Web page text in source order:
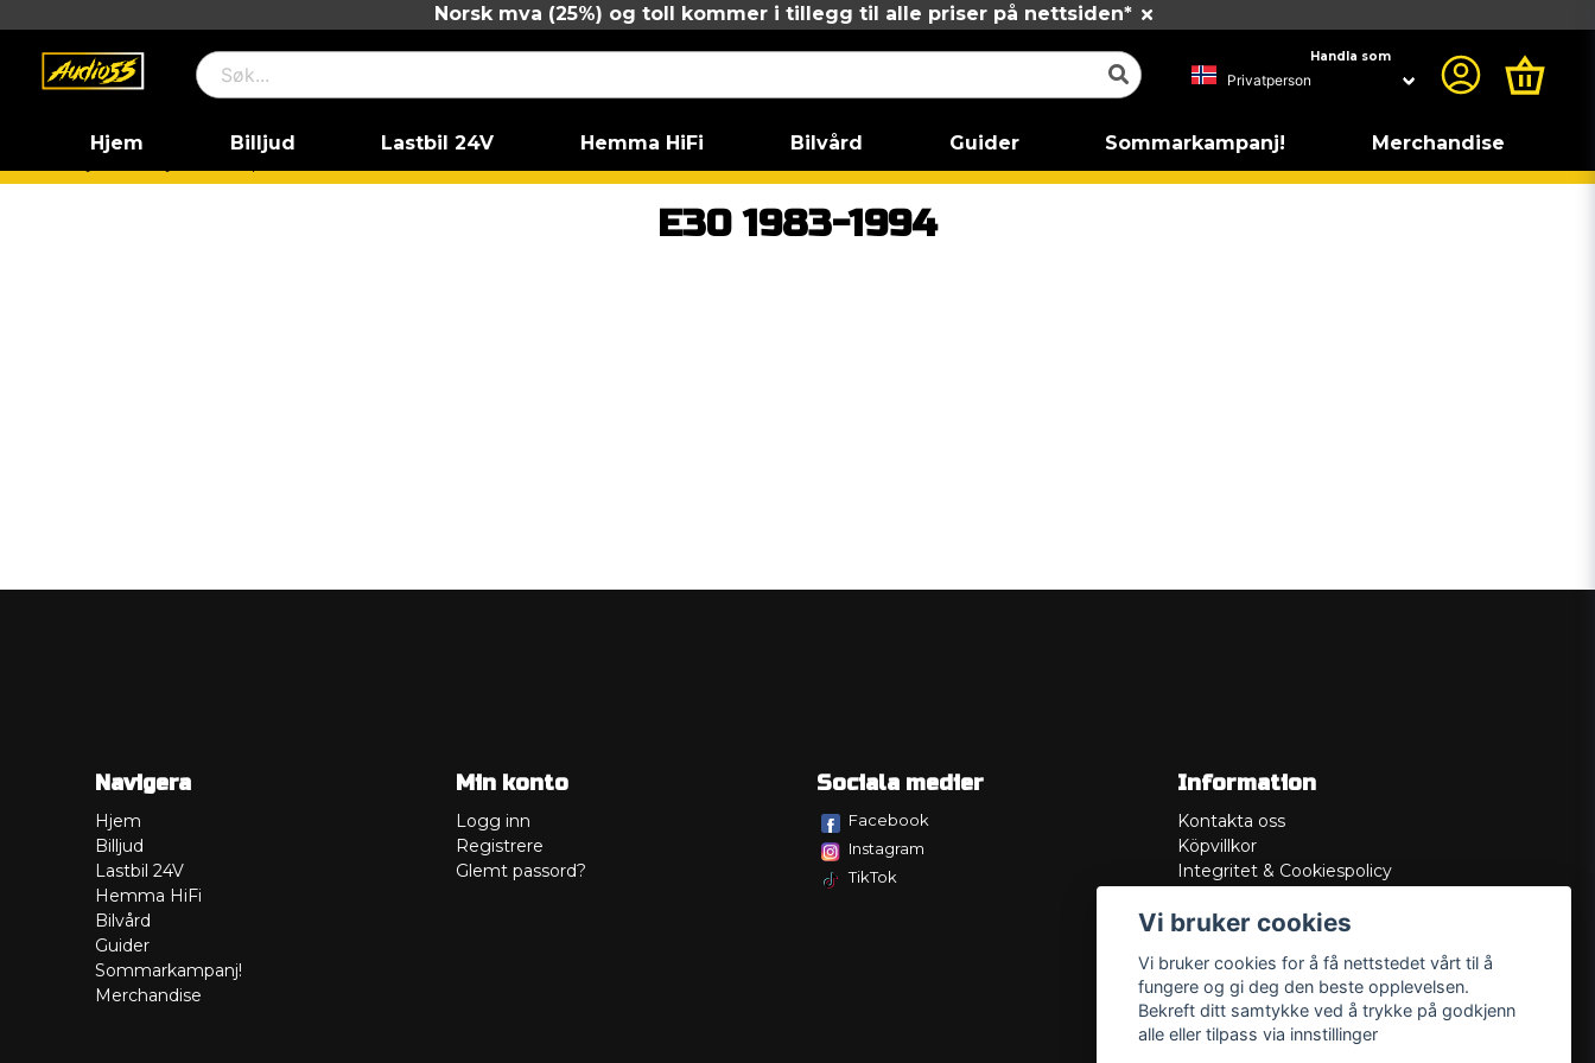
Norsk mva (25%) og toll kommer i tillegg til alle priser på nettsiden*
Handla som
Hjem Billjud Lastbil 24V Hemma HiFi Bilvård Guider Sommarkampanj! Merchandise
E30 1983-1994
Navigera
Hjem
Billjud
Lastbil 24V
Hemma HiFi
Bilvård
Guider
Sommarkampanj!
Merchandise
Min konto
Logg inn
Registrere
Glemt passord?
Sociala medier
Facebook
Instagram
TikTok
Information
Kontakta oss
Köpvillkor
Integritet & Cookiespolicy
Service/Garanti
Lådritning
Om oss
Vi bruker cookies
Vi bruker cookies for å få nettstedet vårt til å
fungere og gi deg den beste opplevelsen.
Bekreft ditt samtykke ved å trykke på godkjenn
alle eller tilpass via innstillinger